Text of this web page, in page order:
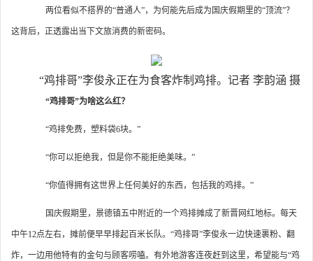
两位看似不搭界的“普通人”，为何能先后成为国庆假期里的“顶流”？
这背后，正透露出当下文旅消费的新密码。
“鸡排哥”李俊永正在为食客炸制鸡排。记者 李韵涵 摄
“鸡排哥”为啥这么红？
“鸡排免费，塑料袋6块。”
“你可以拒绝我，但是你不能拒绝美味。”
“你值得拥有这世界上任何美好的东西，包括我的鸡排。”
国庆假期里，景德镇五中附近的一个鸡排摊成了新晋网红地标。每天
中午12点左右，摊前便早早排起百米长队。“鸡排哥”李俊永一边快速裹粉、翻
炸，一边用他特有的金句与顾客唠嗑。有外地游客连夜赶到这里，希望能与“鸡